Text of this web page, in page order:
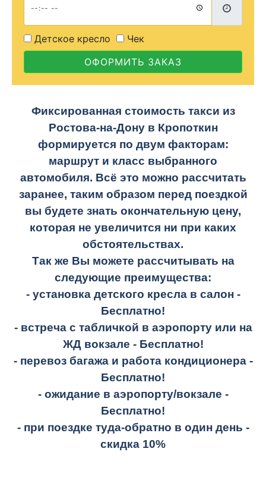
Детское кресло
Чек
ОФОРМИТЬ ЗАКАЗ
Фиксированная стоимость такси из
Ростова-на-Дону в Кропоткин
формируется по двум факторам:
маршрут и класс выбранного
автомобиля. Всё это можно рассчитать
заранее, таким образом перед поездкой
вы будете знать окончательную цену,
которая не увеличится ни при каких
обстоятельствах.
Так же Вы можете рассчитывать на
следующие преимущества:
- установка детского кресла в салон -
Бесплатно!
- встреча с табличкой в аэропорту или на
ЖД вокзале - Бесплатно!
- перевоз багажа и работа кондиционера -
Бесплатно!
- ожидание в аэропорту/вокзале -
Бесплатно!
- при поездке туда-обратно в один день -
скидка 10%